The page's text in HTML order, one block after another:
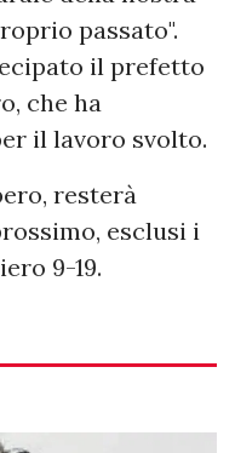
passato".
il prefetto
che ha
il lavoro svolto.
resterà
esclusi i
9-19.